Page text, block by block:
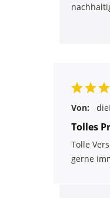
Von:
Tolles
Tolle
gerne